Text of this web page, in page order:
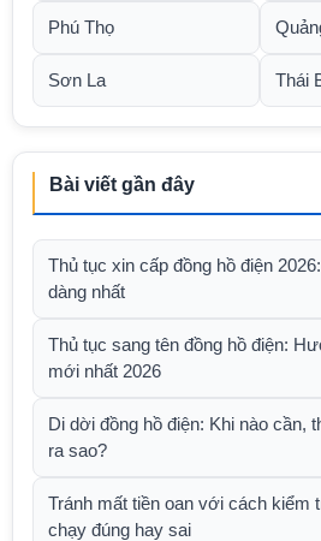
Phú Thọ
Sơn La Thái
Bài viết gần đây
Thủ tục xin cấp đồng hồ điện
dàng nhất
Thủ tục sang tên đồng hồ điện:
mới nhất 2026
Di dời đồng hồ điện: Khi nào cần,
ra sao?
Tránh mất tiền oan với cách kiểm
chạy đúng hay sai